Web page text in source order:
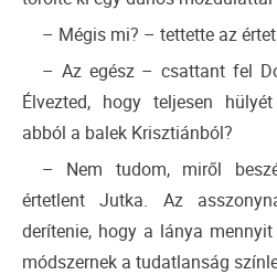
– Mégis mi? – tettette az
– Az egész – csattant fel
Élvezted, hogy teljesen
abból a balek Krisztiánból?
– Nem tudom, miről
értetlent Jutka. Az
derítenie, hogy a lánya
módszernek a tudatlanság